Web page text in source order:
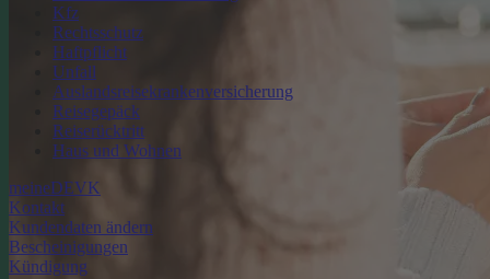
Kfz
Rechtsschutz
Haftpflicht
Unfall
Auslandsreisekrankenversicherung
Reisegepäck
Reiserücktritt
Haus und Wohnen
meineDEVK
Kontakt
Kundendaten ändern
Bescheinigungen
Kündigung